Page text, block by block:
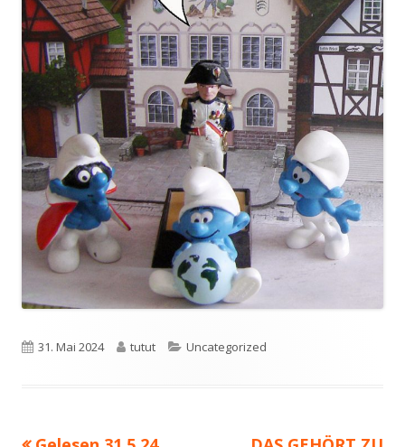
Veröffentlicht
31. Mai 2024 Autor
tutut Kategorien
Uncategorized